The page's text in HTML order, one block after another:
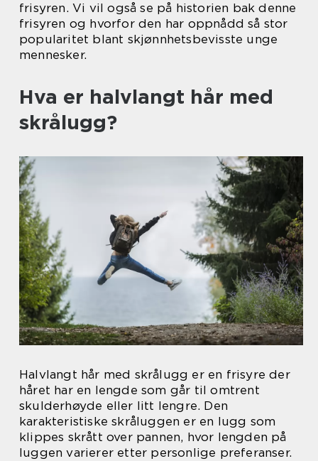
frisyren. Vi vil også se på historien bak denne
frisyren og hvorfor den har oppnådd så stor
popularitet blant skjønnhetsbevisste unge
mennesker.
Hva er halvlangt hår med
skrålugg?
Halvlangt hår med skrålugg er en frisyre der
håret har en lengde som går til omtrent
skulderhøyde eller litt lengre. Den
karakteristiske skråluggen er en lugg som
klippes skrått over pannen, hvor lengden på
luggen varierer etter personlige preferanser.